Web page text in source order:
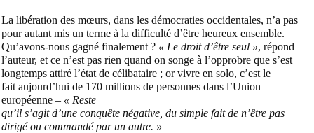
La libération des mœurs, dans les démocraties occidentales, n’a pas
pour autant mis un terme à la difficulté d’être heureux ensemble.
Qu’avons-nous gagné finalement ? « Le droit d’être seul », répond
l’auteur, et ce n’est pas rien quand on songe à l’opprobre que s’est
longtemps attiré l’état de célibataire ; or vivre en solo, c’est le
fait aujourd’hui de 170 millions de personnes dans l’Union
européenne – « Reste
qu’il s’agit d’une conquête négative, du simple fait de n’être pas
dirigé ou commandé par un autre. »